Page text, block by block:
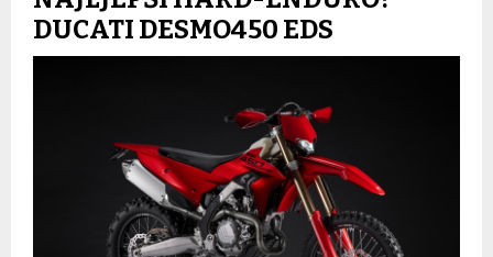
DUCATI DESMO450 EDS